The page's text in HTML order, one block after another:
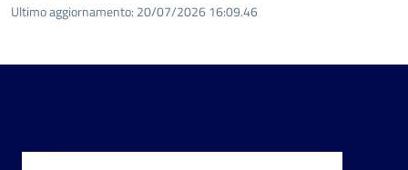
Ultimo aggiornamento: 20/07/2026 16:09.46